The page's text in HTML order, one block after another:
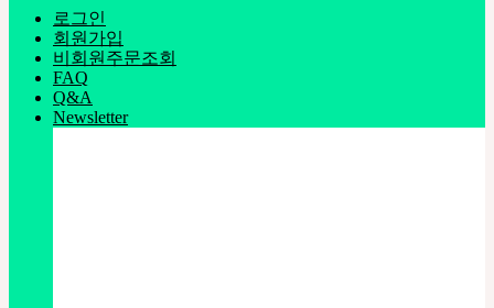
로그인
회원가입
비회원주문조회
FAQ
Q&A
Newsletter